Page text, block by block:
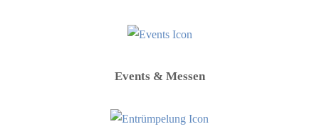
Events & Messen